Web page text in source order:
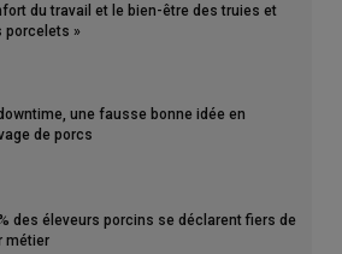
du travail et le bien-être des truies et
porcelets »
une fausse bonne idée en
de porcs
des éleveurs porcins se déclarent fiers de
métier